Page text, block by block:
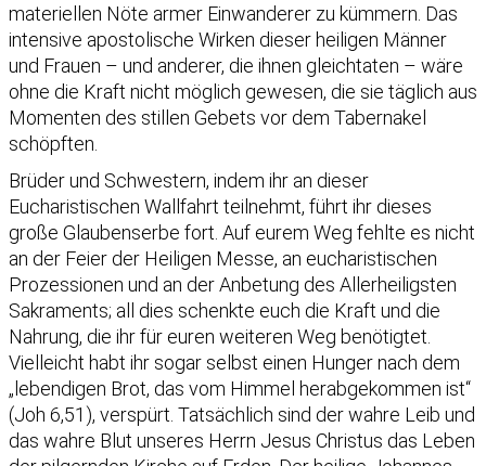
materiellen Nöte armer Einwanderer zu kümmern. Das
intensive apostolische Wirken dieser heiligen Männer
und Frauen – und anderer, die ihnen gleichtaten – wäre
ohne die Kraft nicht möglich gewesen, die sie täglich aus
Momenten des stillen Gebets vor dem Tabernakel
schöpften.
Brüder und Schwestern, indem ihr an dieser
Eucharistischen Wallfahrt teilnehmt, führt ihr dieses
große Glaubenserbe fort. Auf eurem Weg fehlte es nicht
an der Feier der Heiligen Messe, an eucharistischen
Prozessionen und an der Anbetung des Allerheiligsten
Sakraments; all dies schenkte euch die Kraft und die
Nahrung, die ihr für euren weiteren Weg benötigtet.
Vielleicht habt ihr sogar selbst einen Hunger nach dem
„lebendigen Brot, das vom Himmel herabgekommen ist“
(Joh 6,51), verspürt. Tatsächlich sind der wahre Leib und
das wahre Blut unseres Herrn Jesus Christus das Leben